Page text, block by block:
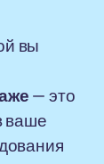
вы
— это
ваше